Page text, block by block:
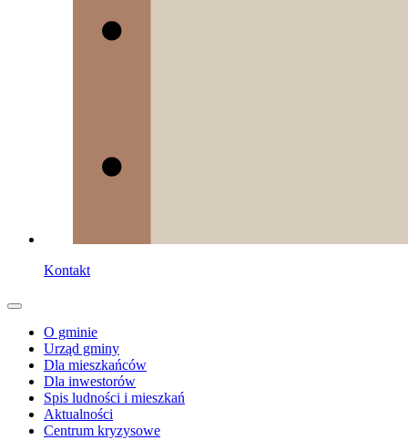
Kontakt
O gminie
Urząd gminy
Dla mieszkańców
Dla inwestorów
Spis ludności i mieszkań
Aktualności
Centrum kryzysowe